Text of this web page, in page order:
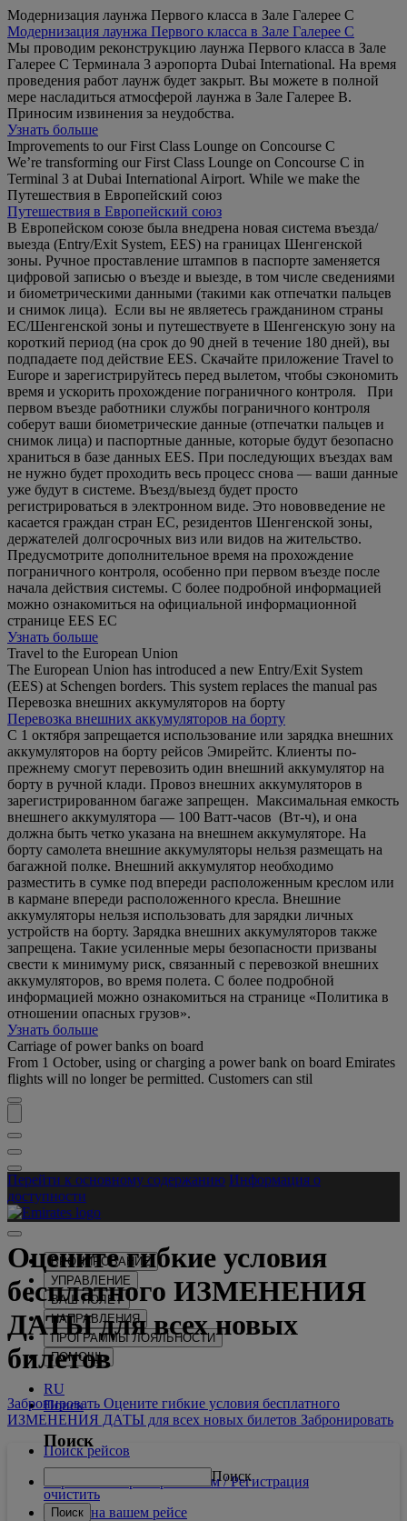
Модернизация лаунжа Первого класса в Зале Галерее С
Модернизация лаунжа Первого класса в Зале Галерее С
Мы проводим реконструкцию лаунжа Первого класса в Зале
Галерее С Терминала 3 аэропорта Dubai International. На время
проведения работ лаунж будет закрыт. Вы можете в полной
мере насладиться атмосферой лаунжа в Зале Галерее B.
Приносим извинения за неудобства.
Узнать больше
Improvements to our First Class Lounge on Concourse C
We’re transforming our First Class Lounge on Concourse C in
Terminal 3 at Dubai International Airport. While we make the
Путешествия в Европейский союз
Путешествия в Европейский союз
В Европейском союзе была внедрена новая система въезда/
выезда (Entry/Exit System, EES) на границах Шенгенской
зоны. Ручное проставление штампов в паспорте заменяется
цифровой записью о въезде и выезде, в том числе сведениями
и биометрическими данными (такими как отпечатки пальцев
и снимок лица). Если вы не являетесь гражданином страны
ЕС/Шенгенской зоны и путешествуете в Шенгенскую зону на
короткий период (на срок до 90 дней в течение 180 дней), вы
подпадаете под действие EES. Скачайте приложение Travel to
Europe и зарегистрируйтесь перед вылетом, чтобы сэкономить
время и ускорить прохождение пограничного контроля. При
первом въезде работники службы пограничного контроля
соберут ваши биометрические данные (отпечатки пальцев и
снимок лица) и паспортные данные, которые будут безопасно
храниться в базе данных EES. При последующих въездах вам
не нужно будет проходить весь процесс снова — ваши данные
уже будут в системе. Въезд/выезд будет просто
регистрироваться в электронном виде. Это нововведение не
касается граждан стран ЕС, резидентов Шенгенской зоны,
держателей долгосрочных виз или видов на жительство.
Предусмотрите дополнительное время на прохождение
пограничного контроля, особенно при первом въезде после
начала действия системы. С более подробной информацией
можно ознакомиться на официальной информационной
странице EES ЕС
Узнать больше
Travel to the European Union
The European Union has introduced a new Entry/Exit System
(EES) at Schengen borders. This system replaces the manual pas
Перевозка внешних аккумуляторов на борту
Перевозка внешних аккумуляторов на борту
С 1 октября запрещается использование или зарядка внешних
аккумуляторов на борту рейсов Эмирейтс. Клиенты по-
прежнему смогут перевозить один внешний аккумулятор на
борту в ручной клади. Провоз внешних аккумуляторов в
зарегистрированном багаже запрещен. Максимальная емкость
внешнего аккумулятора — 100 Ватт-часов (Вт-ч), и она
должна быть четко указана на внешнем аккумуляторе. На
борту самолета внешние аккумуляторы нельзя размещать на
багажной полке. Внешний аккумулятор необходимо
разместить в сумке под впереди расположенным креслом или
в кармане впереди расположенного кресла. Внешние
аккумуляторы нельзя использовать для зарядки личных
устройств на борту. Зарядка внешних аккумуляторов также
запрещена. Такие усиленные меры безопасности призваны
свести к минимуму риск, связанный с перевозкой внешних
аккумуляторов, во время полета. С более подробной
информацией можно ознакомиться на странице «Политика в
отношении опасных грузов».
Узнать больше
Carriage of power banks on board
From 1 October, using or charging a power bank on board Emirates
flights will no longer be permitted. Customers can stil
Перейти к основному содержанию Информация о
доступности
БРОНИРОВАНИЕ
УПРАВЛЕНИЕ
ВАШ ПОЛЕТ
НАПРАВЛЕНИЯ
ПРОГРАММЫ ЛОЯЛЬНОСТИ
ПОМОЩЬ
RU
Поиск
Поиск
Поиск
очистить
Поиск
Оцените гибкие условия
бесплатного ИЗМЕНЕНИЯ
ДАТЫдля всех новых
билетов
Забронировать Оцените гибкие условия бесплатного
ИЗМЕНЕНИЯ ДАТЫ для всех новых билетов Забронировать
Поиск рейсов
Управление бронированием / Регистрация
Услуги на вашем рейсе